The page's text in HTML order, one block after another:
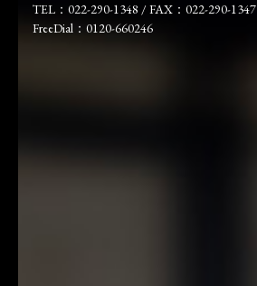
TEL：022-290-1348 / FAX：022-290-1347
FreeDial：0120-660246